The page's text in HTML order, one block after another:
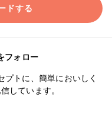
ドする
フォロー
プトに、簡単においしく
しています。